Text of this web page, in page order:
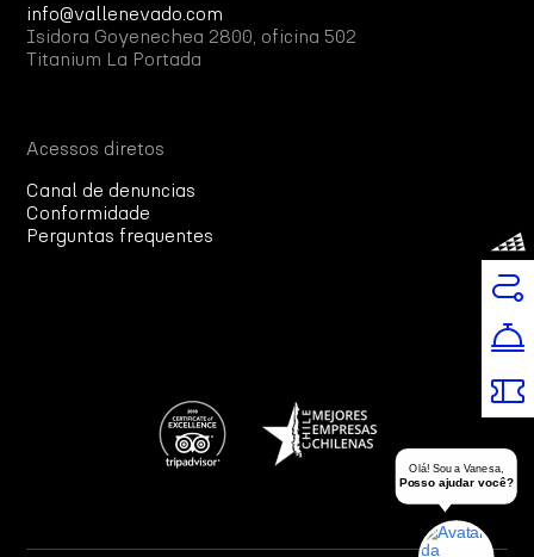
Olá! Sou a Vanesa,
Posso ajudar você?
info@vallenevado.com
Isidora Goyenechea 2800, oficina 502
Titanium La Portada
Acessos diretos
Canal de denuncias
Conformidade
Perguntas frequentes